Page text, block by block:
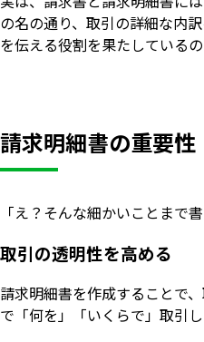
の名の通り、取引の詳細な内
を伝える役割を果たしているの
請求明細書の重要性
「え？そんな細かいことまで
取引の透明性を高める
請求明細書を作成することで
で「何を」「いくらで」取引